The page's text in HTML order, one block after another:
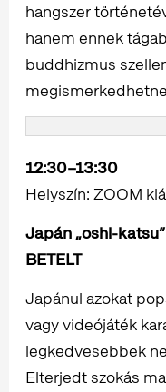
hangszer
hanem ennek
buddhizmus
12:30–13:30
Helyszín: ZOOM
Japán „oshi-
BETELT
Japánul azokat
vagy videójáték
legkedvesebbek
Elterjedt szokás